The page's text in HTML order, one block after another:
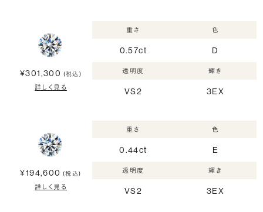
¥301,300 (税込)
詳しく見る
重さ
0.57ct
色
D
透明度
VS2
輝き
3EX
¥194,600 (税込)
詳しく見る
重さ
0.44ct
色
E
透明度
VS2
輝き
3EX